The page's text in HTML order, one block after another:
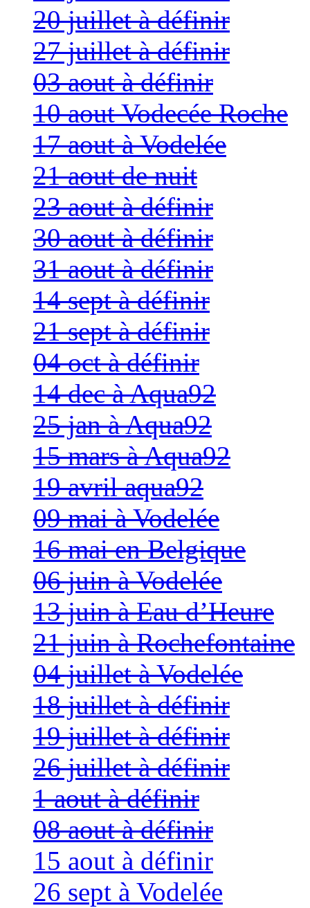
20 juillet à définir
27 juillet à définir
03 aout à définir
10 aout Vodecée Roche
17 aout à Vodelée
21 aout de nuit
23 aout à définir
30 aout à définir
31 aout à définir
14 sept à définir
21 sept à définir
04 oct à définir
14 dec à Aqua92
25 jan à Aqua92
15 mars à Aqua92
19 avril aqua92
09 mai à Vodelée
16 mai en Belgique
06 juin à Vodelée
13 juin à Eau d’Heure
21 juin à Rochefontaine
04 juillet à Vodelée
18 juillet à définir
19 juillet à définir
26 juillet à définir
1 aout à définir
08 aout à définir
15 aout à définir
26 sept à Vodelée